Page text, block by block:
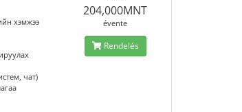
хэмжээ
чат)
204,000MNT
évente
Rendelés